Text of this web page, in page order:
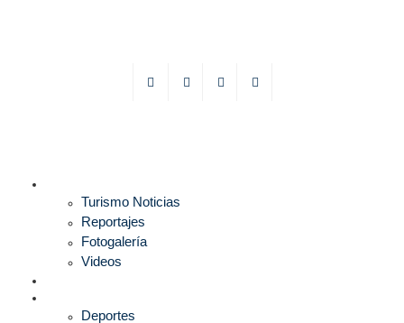
Turismo Noticias
Reportajes
Fotogalería
Videos
Deportes